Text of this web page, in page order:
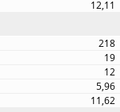
12,11
218
19
12
5,96
11,62